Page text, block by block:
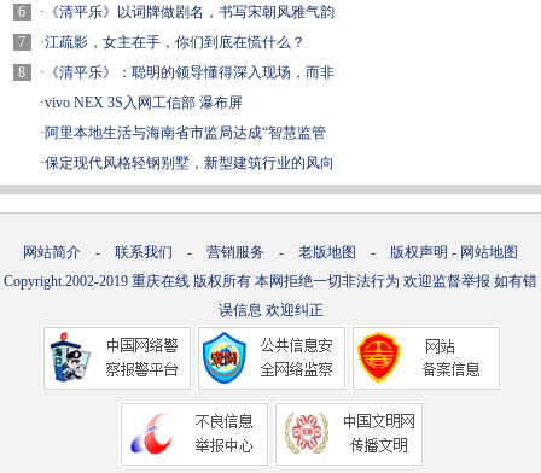
6
7
8
· 《清平乐》以词牌做剧名，书写宋朝风雅气韵
·江疏影，女主在手，你们到底在慌什么？
· 《清平乐》：聪明的领导懂得深入现场，而非
·vivo NEX 3S入网工信部 瀑布屏
·阿里本地生活与海南省市监局达成“智慧监管
·保定现代风格轻钢别墅，新型建筑行业的风向
网站简介 - 联系我们 - 营销服务 - 老版地图 - 版权声明 - 网站地图
Copyright.2002-2019 重庆在线 版权所有 本网拒绝一切非法行为 欢迎监督举报 如有错
误信息 欢迎纠正